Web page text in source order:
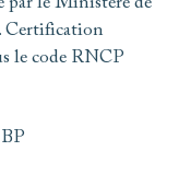
par le Ministère de
Certification
le code RNCP